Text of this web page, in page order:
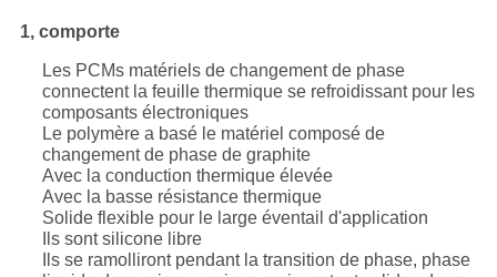
1, comporte
Les PCMs matériels de changement de phase
connectent la feuille thermique se refroidissant pour les
composants électroniques
Le polymère a basé le matériel composé de
changement de phase de graphite
Avec la conduction thermique élevée
Avec la basse résistance thermique
Solide flexible pour le large éventail d'application
Ils sont silicone libre
Ils se ramolliront pendant la transition de phase, phase